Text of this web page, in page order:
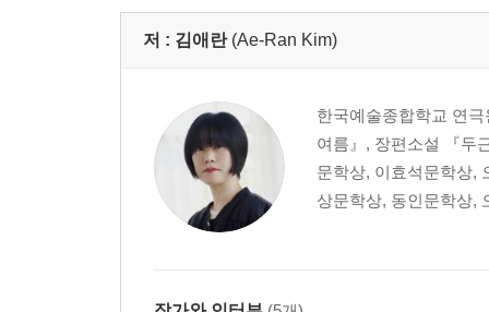
저 : 김애란 (Ae-Ran Kim)
한국예술종합학교 연
여름』, 장편소설 『두
문학상, 이효석문학상,
상문학상, 동인문학상,